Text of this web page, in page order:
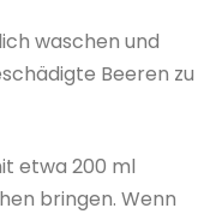
waschen und
Beeren zu
etwa 200 ml
bringen. Wenn